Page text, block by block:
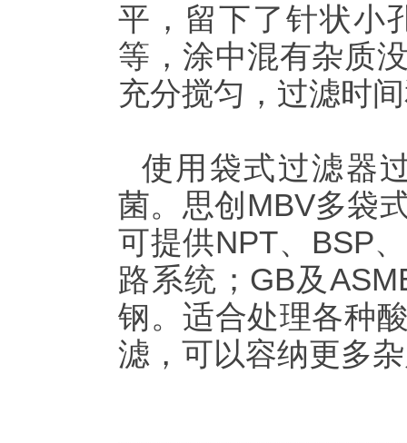
平，留下了针状小
等，涂中混有杂质
充分搅匀，过滤时
使用袋式过滤器
菌。思创MBV多袋
可提供NPT、BSP
路系统；GB及
钢。适合处理各种
滤，可以容纳更多